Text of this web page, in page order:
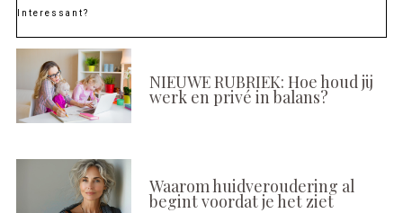
Interessant?
NIEUWE RUBRIEK: Hoe houd jij
werk en privé in balans?
Waarom huidveroudering al
begint voordat je het ziet